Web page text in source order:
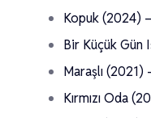
Kopuk (2024)
Bir Küçük Gün
Maraşlı
Kırmızı Oda